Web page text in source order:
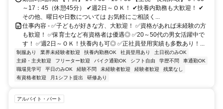
～17：45（休憩45分） ✔週2日～ＯＫ！ ✔扶養内勤務も大歓迎！ ✔
その他、曜日や日数については お気軽にご相談く...
仕事内容 - ✅子どもが好きな方、大歓迎！ ✅資格があれば未経験の方
も歓迎！ ✅保育士など有資格者は優遇◎ ✅20～50代の男女活躍中で
す！ ✅週2日～ＯＫ！扶養内も可◎ ✅正社員登用実績も多数あり！...
制服あり 業界未経験者歓迎 扶養内勤務OK 社員登用あり
土日祝のみOK
主婦・主夫歓迎
フリーター歓迎 バイク通勤OK シフト自由 学歴不問
車通勤OK
職場見学可
平日のみOK 経験不問 未経験者歓迎 経験者歓迎
残業なし
有資格者歓迎
月1シフト提出 研修あり
アルバイト・パート